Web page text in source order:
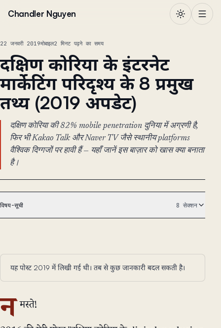
Chandler Nguyen
22 जनवरी 2019मोबाइल2 मिनट पढ़ने का समय
दक्षिण कोरिया के इंटरनेट
मार्केटिंग परिदृश्य के 8 प्रमुख
तथ्य (2019 अपडेट)
दक्षिण कोरिया की 82% mobile penetration दुनिया में अग्रणी है,
फिर भी Kakao Talk और Naver TV जैसे स्थानीय platforms
वैश्विक दिग्गजों पर हावी हैं — यहाँ जानें इस बाज़ार को खास क्या बनाता
है।
विषय-सूची 8 सेक्शन
यह पोस्ट 2019 में लिखी गई थी। तब से कुछ जानकारी बदल सकती है।
न मस्ते!